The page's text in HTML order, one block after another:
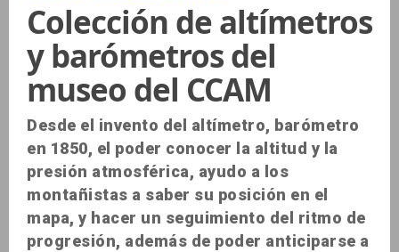
Colección de altímetros
y barómetros del
museo del CCAM
Desde el invento del altímetro, barómetro
en 1850, el poder conocer la altitud y la
presión atmosférica, ayudo a los
montañistas a saber su posición en el
mapa, y hacer un seguimiento del ritmo de
progresión, además de poder anticiparse a